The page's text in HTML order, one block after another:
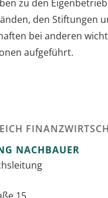
zu den
den Stiftungen
bei anderen
aufgeführt.
NACHBAUER